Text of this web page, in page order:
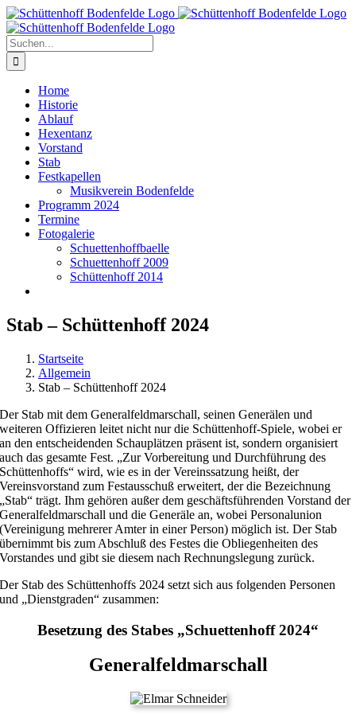
Zum
Inhalt
springen
Suche
nach:
Home
Historie
Ablauf
Hexentanz
Vorstand
Stab
Festkapellen
Musikverein Bodenfelde
Programm 2024
Termine
Fotogalerie
Schuettenhoffbaelle
Schuettenhoff 2009
Schüttenhoff 2014
Stab – Schüttenhoff 2024
Startseite
Allgemein
Stab – Schüttenhoff 2024
Der Stab mit dem Generalfeldmarschall, seinen Generälen und
weiteren Offizieren leitet nicht nur die Schüttenhoff-Spiele, wobei er
an den entscheidenden Schauplätzen präsent ist, sondern organisiert
auch das gesamte Fest. „Zur Vorbereitung und Durchführung des
Schüttenhoffs“ wird, wie es in der Vereinssatzung heißt, der
Vereinsvorstand zum Festausschuß erweitert, der die Bezeichnung
„Stab“ trägt. Ihm gehören außer dem geschäftsführenden Vorstand der
Generalfeldmarschall und die Generäle an, wobei Personalunion
(Vereinigung mehrerer Amter in einer Person) möglich ist. Der Stab
übernimmt bis zum Abschluß des Festes die Obliegenheiten des
Vorstandes und gibt sie diesem nach Rechnungslegung zurück.
Der Stab des Schüttenhoffs 2024 setzt sich aus folgenden Personen
und „Dienstgraden“ zusammen:
Besetzung des Stabes „Schuettenhoff 2024“
Generalfeldmarschall